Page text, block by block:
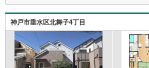
■住空間スッキリ！全居室・洗面室収納
■食洗機付！お料理の後片付けをサポート◎
■水回りが集約された家事動線良好な間取
■キッチン横に勝手口有 ゴミの一時置きや換気に便
■生活動線良好！お手洗い×2ヶ所
■洗濯物が乾きやすい南西向きバルコニー
■モニタ付インターホン有でセキュリティ安心
■小学校、スーパー、病院が徒歩10分圏内で生活便
神戸市垂水区北舞子4丁目